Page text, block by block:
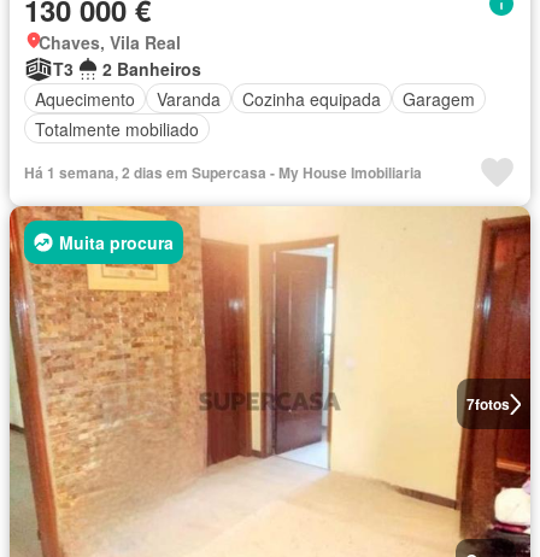
130 000 €
Chaves, Vila Real
T3
2 Banheiros
Aquecimento
Varanda Cozinha equipada
Garagem
Totalmente mobiliado
Há 1 semana, 2 dias em Supercasa - My House Imobiliaria
7fotos
Muita procura